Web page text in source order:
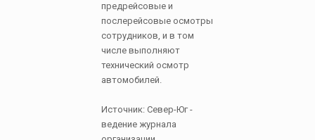
предрейсовые и
послерейсовые осмотры
сотрудников, и в том
числе выполняют
технический осмотр
автомобилей.
Источник: Север-Юг -
ведение журнала